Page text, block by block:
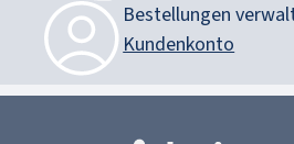
Bestellungen
Kundenkonto